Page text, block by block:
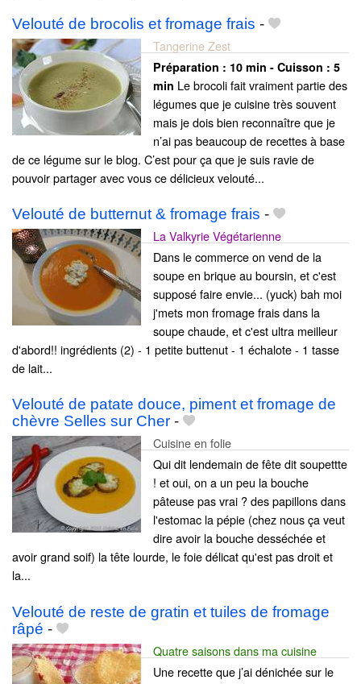
Velouté de brocolis et fromage frais -
Tangerine Zest
Préparation : 10 min - Cuisson : 5
min Le brocoli fait vraiment partie des
légumes que je cuisine très souvent
mais je dois bien reconnaître que je
n’ai pas beaucoup de recettes à base
de ce légume sur le blog. C’est pour ça que je suis ravie de
pouvoir partager avec vous ce délicieux velouté...
Velouté de butternut & fromage frais -
La Valkyrie Végétarienne
Dans le commerce on vend de la
soupe en brique au boursin, et c'est
supposé faire envie... (yuck) bah moi
j'mets mon fromage frais dans la
soupe chaude, et c'est ultra meilleur
d'abord!! ingrédients (2) - 1 petite buttenut - 1 échalote - 1 tasse
de lait...
Velouté de patate douce, piment et fromage de
chèvre Selles sur Cher -
Cuisine en folie
Qui dit lendemain de fête dit soupettte
! et oui, on a un peu la bouche
pâteuse pas vrai ? des papillons dans
l'estomac la pépie (chez nous ça veut
dire avoir la bouche desséchée et
avoir grand soif) la tête lourde, le foie délicat qu'est pas droit et
la...
Velouté de reste de gratin et tuiles de fromage
râpé -
Quatre saisons dans ma cuisine
Une recette que j’ai dénichée sur le